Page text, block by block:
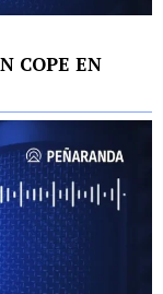
COPE EN